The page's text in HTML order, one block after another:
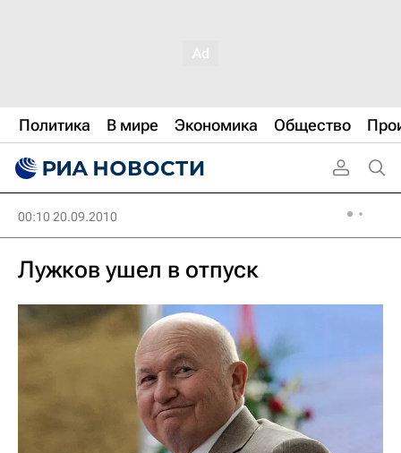
Политика В мире Экономика Общество
00:10 20.09.2010
Лужков ушел в отпуск